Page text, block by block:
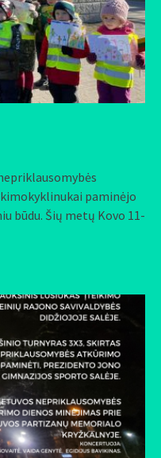
paminėjo
būdu. Šių metų Kovo 11-